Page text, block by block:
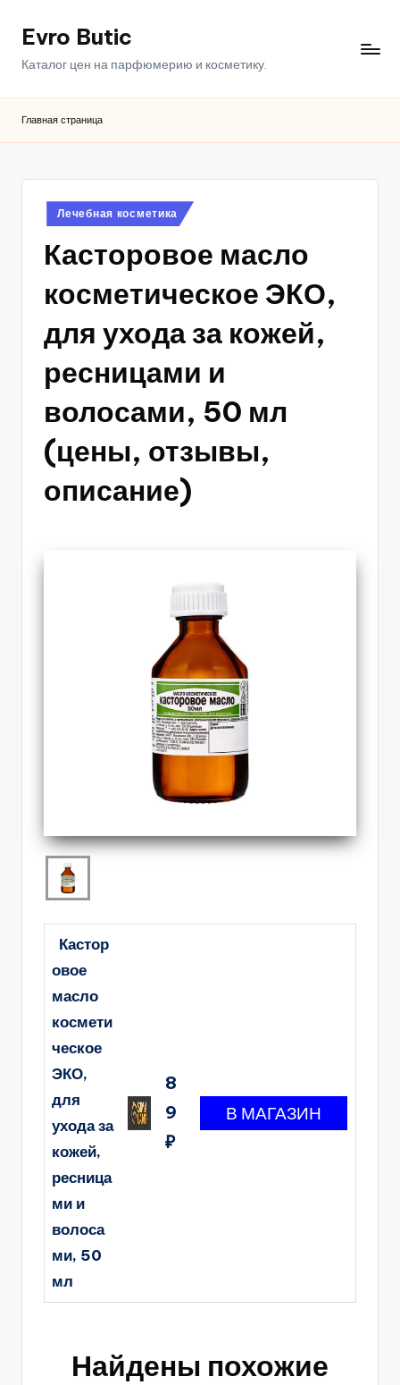
ПерейтиEvro Butic
Каталог цен на парфюмерию и косметику.
Главная страница
Опубликовано
в
Лечебная косметика
Касторовое масло
косметическое ЭКО,
для ухода за кожей,
ресницами и
волосами, 50 мл
(цены, отзывы,
описание)
Кастор
овое
масло
космети
ческое
ЭКО,
для
ухода за
кожей,
ресница
ми и
волоса
ми, 50
мл
8
9
₽
Найдены похожие